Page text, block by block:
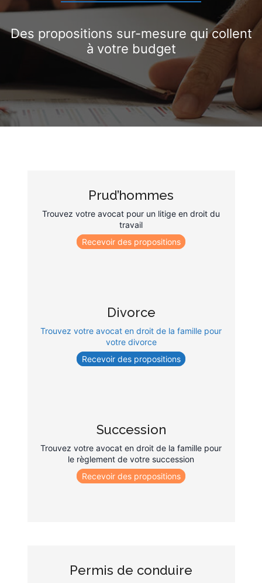
Des propositions sur-mesure qui collent
à votre budget
Prud’hommes
Trouvez votre avocat pour un litige en droit du
travail
Recevoir des propositions
Divorce
Trouvez votre avocat en droit de la famille pour
votre divorce
Recevoir des propositions
Succession
Trouvez votre avocat en droit de la famille pour
le règlement de votre succession
Recevoir des propositions
Permis de conduire